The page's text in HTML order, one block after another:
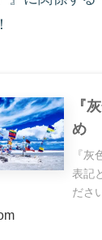
『
め
『
表記
ださ